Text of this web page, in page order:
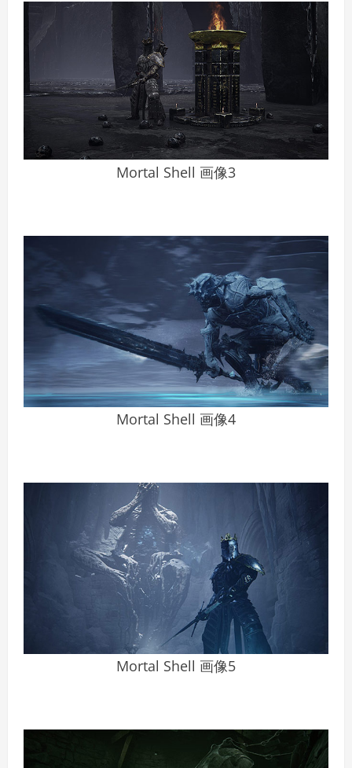
Mortal Shell 画像3
Mortal Shell 画像4
Mortal Shell 画像5